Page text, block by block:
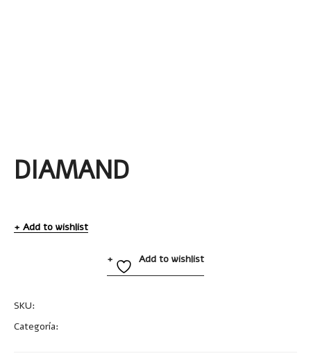
DIAMAND
Add to wishlist
Add to wishlist
SKU:
Categoría: